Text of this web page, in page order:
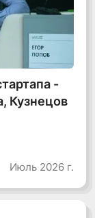
-
Кузнецов
Июль 2026 г.